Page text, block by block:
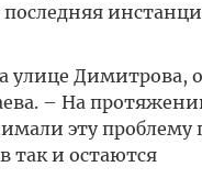
улице Димитрова,
– На
эту проблему
так и остаются